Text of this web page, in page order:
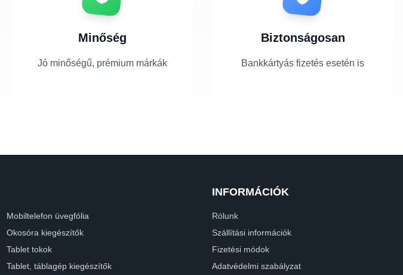
Minőség
Jó minőségű, prémium márkák
Biztonságosan
Bankkártyás fizetés esetén is
Mobiltelefon üvegfólia
Okosóra kiegészítők
Tablet tokok
Tablet, táblagép kiegészítők
INFORMÁCIÓK
Rólunk
Szállítási információk
Fizetési módok
Adatvédelmi szabályzat